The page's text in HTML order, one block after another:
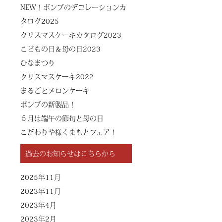
NEW！ボンブのデコレーションカ
タログ2025
クリスマスケーキカタログ2023
こどもの日＆母の日2023
ひなまつり
クリスマスケーキ2022
まるごとメロンケーキ
ボンブの新製品！
５月は端午の節句と母の日
こだわりや様くまもとフェア！
過去のお知らせはこちらから
2025年11月
2023年11月
2023年4月
2023年2月